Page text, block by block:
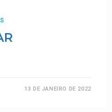
13 DE JANEIRO DE 2022